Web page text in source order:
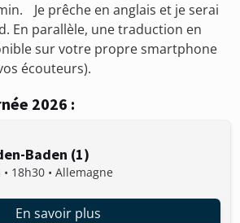
Je prêche en anglais et je serai
En parallèle, une traduction en
sur votre propre smartphone
écouteurs).
2026 :
Baden (1)
• 18h30 • Allemagne
En savoir plus